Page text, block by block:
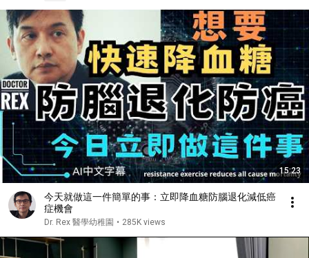
15:23
今天就做這一件簡單的事：立即降血糖防腦退化減低癌
症機會
Dr. Rex 醫學幼稚園 • 285K views